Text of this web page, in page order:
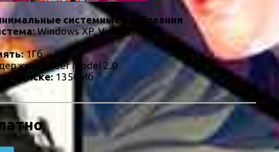
системные требования
Windows XP, Vista, 7, 8, 10
1Гб
Shader Model 2.0
Диске:1350Мб